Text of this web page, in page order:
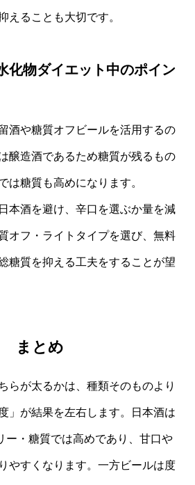
えることも大切です。
化物ダイエット中のポイン
酒や糖質オフビールを活用するの
醸造酒であるため糖質が残るもの
は糖質も高めになります。
本酒を避け、辛口を選ぶか量を減
オフ・ライトタイプを選び、無料
糖質を抑える工夫をすることが望
まとめ
らが太るかは、種類そのものより
」が結果を左右します。日本酒は
ー・糖質では高めであり、甘口や
やすくなります。一方ビールは度